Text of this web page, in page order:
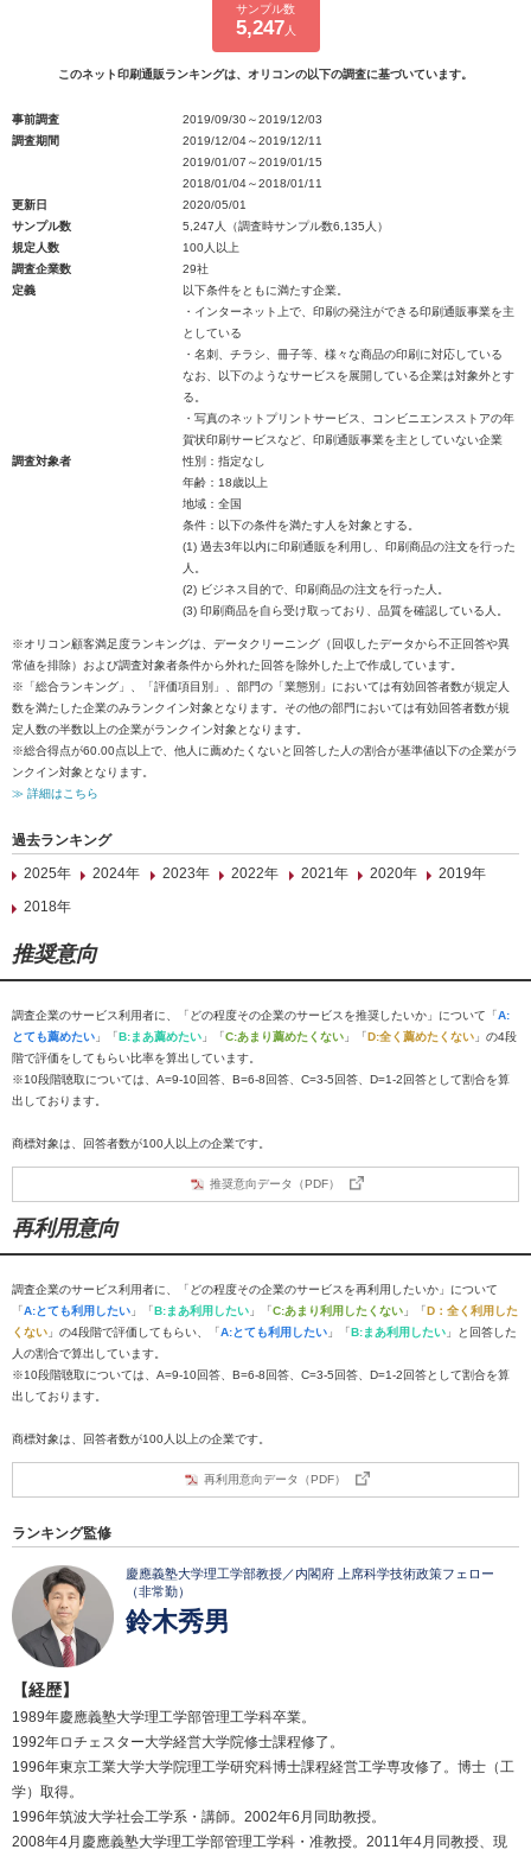
サンプル数
5,247 人
このネット印刷通販ランキングは、オリコンの以下の調査に基づいています。
事前調査
2019/09/30～2019/12/03
調査期間
2019/12/04～2019/12/11
2019/01/07～2019/01/15
2018/01/04～2018/01/11
更新日
2020/05/01
サンプル数
5,247人（調査時サンプル数6,135人）
規定人数
100人以上
調査企業数
29社
定義
以下条件をともに満たす企業。
・インターネット上で、印刷の発注ができる印刷通販事業を主
としている
・名刺、チラシ、冊子等、様々な商品の印刷に対応している
なお、以下のようなサービスを展開している企業は対象外とす
る。
・写真のネットプリントサービス、コンビニエンスストアの年
賀状印刷サービスなど、印刷通販事業を主としていない企業
調査対象者
性別：指定なし
年齢：18歳以上
地域：全国
条件：以下の条件を満たす人を対象とする。
(1) 過去3年以内に印刷通販を利用し、印刷商品の注文を行った
人。
(2) ビジネス目的で、印刷商品の注文を行った人。
(3) 印刷商品を自ら受け取っており、品質を確認している人。
※オリコン顧客満足度ランキングは、データクリーニング（回収したデータから不正回答や異
常値を排除）および調査対象者条件から外れた回答を除外した上で作成しています。
※「総合ランキング」、「評価項目別」、部門の「業態別」においては有効回答者数が規定人
数を満たした企業のみランクイン対象となります。その他の部門においては有効回答者数が規
定人数の半数以上の企業がランクイン対象となります。
※総合得点が60.00点以上で、他人に薦めたくないと回答した人の割合が基準値以下の企業がラ
ンクイン対象となります。
≫ 詳細はこちら
過去ランキング
2025年
2024年 2023年 2022年 2021年 2020年
2019年
2018年
推奨意向
調査企業のサービス利用者に、「どの程度その企業のサービスを推奨したいか」について「A:
とても薦めたい 」「B:まあ薦めたい 」「C:あまり薦めたくない 」「D:全く薦めたくない 」の4段
階で評価をしてもらい比率を算出しています。
※10段階聴取については、A=9-10回答、B=6-8回答、C=3-5回答、D=1-2回答として割合を算
出しております。
商標対象は、回答者数が100人以上の企業です。
推奨意向データ（PDF）
再利用意向
調査企業のサービス利用者に、「どの程度その企業のサービスを再利用したいか」について
「A:とても利用したい 」「B:まあ利用したい 」「C:あまり利用したくない 」「D：全く利用した
くない 」の4段階で評価してもらい、「A:とても利用したい 」「B:まあ利用したい 」と回答した
人の割合で算出しています。
※10段階聴取については、A=9-10回答、B=6-8回答、C=3-5回答、D=1-2回答として割合を算
出しております。
商標対象は、回答者数が100人以上の企業です。
再利用意向データ（PDF）
ランキング監修
慶應義塾大学理工学部教授／内閣府 上席科学技術政策フェロー
（非常勤）
鈴木秀男
【経歴】
1989年慶應義塾大学理工学部管理工学科卒業。
1992年ロチェスター大学経営大学院修士課程修了。
1996年東京工業大学大学院理工学研究科博士課程経営工学専攻修了。博士（工
学）取得。
1996年筑波大学社会工学系・講師。2002年6月同助教授。
2008年4月慶應義塾大学理工学部管理工学科・准教授。2011年4月同教授、現